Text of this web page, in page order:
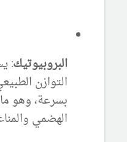
البروبيوتيك:
التوازن
بسرعة، وهو
الهضمي